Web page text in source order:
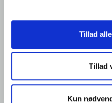
Tillad
Tillad
Kun
Detail: Opskrifter
Fællesskab